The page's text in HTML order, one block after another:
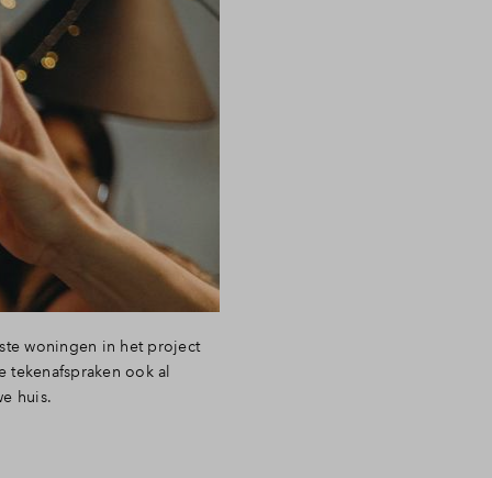
woningen in het project
tekenafspraken ook al
huis.